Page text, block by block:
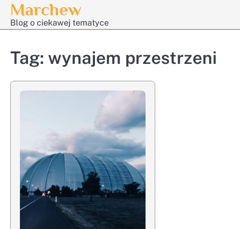
Skip
content
Marchew
Blog o ciekawej tematyce
Tag: wynajem przestrzeni